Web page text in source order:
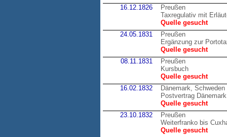
16.12.1826
Preußen
Taxregulativ mit
Quelle gesucht
24.05.1831
Preußen
Ergänzung zur
Quelle gesucht
08.11.1831
Preußen
Kursbuch
Quelle gesucht
16.02.1832
Dänemark, Schweden
Postvertrag
Quelle gesucht
23.10.1832
Preußen
Weiterfranko bis
Quelle gesucht